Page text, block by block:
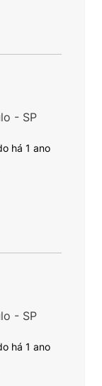
há 1 ano
- SP
há 1 ano
- SP